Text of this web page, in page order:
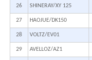
26 SHINERAY/XY 125
27 HAOJUE/DK150
28 VOLTZ/EV01
29 AVELLOZ/AZ1